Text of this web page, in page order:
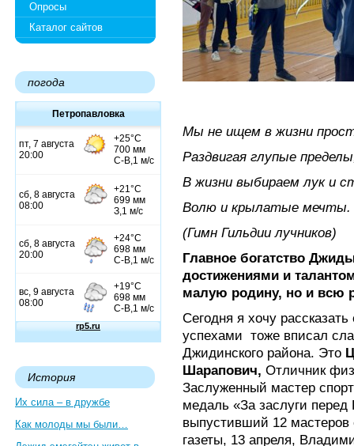
Опросы
Каталог сайтов
погода
Петропавловка
История
Их сила – в дружбе
Как молоды мы были…
Мы не ищем в жизни
Раздвигая глупые
В жизни выбираем лук и
Волю и крылатые мечты.
(Гимн Гильдии лучников)
Главное богатство
достижениями и
малую родину, но и всю
Сегодня я хочу
успехами тоже вписал
Джидинского района. Это
Шарапович, Отличник
Заслуженный мастер
медаль «За заслуги перед
выпустивший 12 мастеров
газеты, 13 апреля,